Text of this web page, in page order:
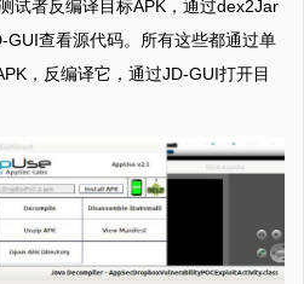
试者反编译目标APK，通过dex2Jar
GUI查看源代码。所有这些都通过单
，反编译它，通过JD-GUI打开目